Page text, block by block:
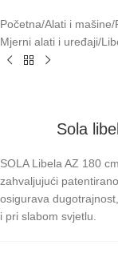
Početna/Alati i mašine/
Mjerni alati i uređaji/
Sola
SOLA Libela AZ 180
zahvaljujući
osigurava
i pri slabom svjetlu.